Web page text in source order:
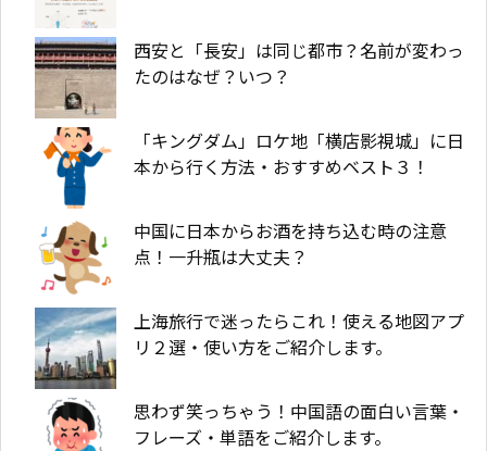
西安と「長安」は同じ都市？名前が変わっ
たのはなぜ？いつ？
「キングダム」ロケ地「横店影視城」に日
本から行く方法・おすすめベスト３！
中国に日本からお酒を持ち込む時の注意
点！一升瓶は大丈夫？
上海旅行で迷ったらこれ！使える地図アプ
リ２選・使い方をご紹介します。
思わず笑っちゃう！中国語の面白い言葉・
フレーズ・単語をご紹介します。